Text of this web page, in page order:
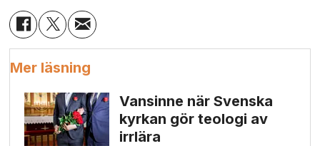
Mer läsning
Vansinne när Svenska
kyrkan gör teologi av
irrlära